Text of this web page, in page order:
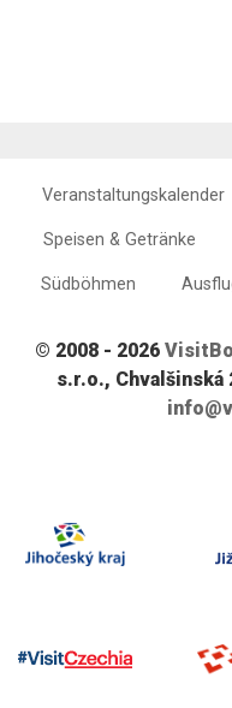
Veranstaltungskalender
Speisen & Getränke
Südböhmen
© 2008 - 2026
s.r.o., Chvalšinská